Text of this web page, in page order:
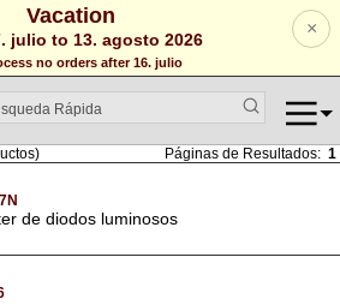
Vacation
julio to 13. agosto 2026
no orders after 16. julio
×
Páginas de Resultados: 1
de diodos luminosos